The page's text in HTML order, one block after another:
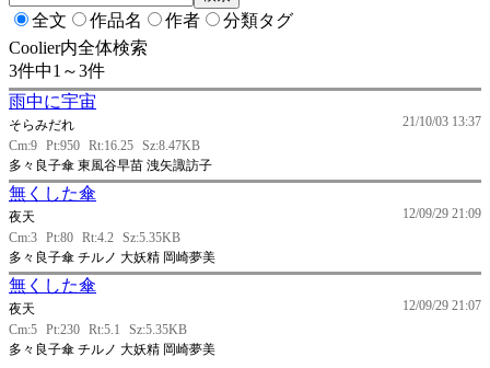
全文 作品名 作者
分類タグ
Coolier内全体検索
3件中1～3件
雨中に宇宙
21/10/03 13:37
そらみだれ
Cm:9 Pt:950 Rt:16.25 Sz:8.47KB
多々良子傘 東風谷早苗 洩矢諏訪子
無くした傘
12/09/29 21:09
夜天
Cm:3 Pt:80 Rt:4.2 Sz:5.35KB
多々良子傘 チルノ 大妖精 岡崎夢美
無くした傘
12/09/29 21:07
夜天
Cm:5 Pt:230 Rt:5.1
Sz:5.35KB
多々良子傘 チルノ 大妖精 岡崎夢美